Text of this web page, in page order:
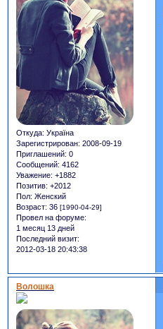
Откуда: Україна
Зарегистрирован: 2008-09-19
Приглашений: 0
Сообщений: 4162
Уважение: +1882
Позитив: +2012
Пол: Женский
Возраст: 36 [1990-04-29]
Провел на форуме:
1 месяц 13 дней
Последний визит:
2012-03-18 20:43:38
Волошка